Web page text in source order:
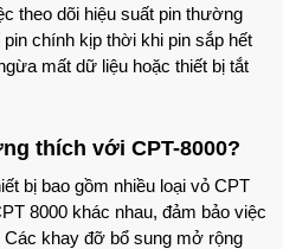
theo dõi hiệu suất pin thường
chính kịp thời khi pin sắp hết
mất dữ liệu hoặc thiết bị tắt
thích với CPT-8000?
bị bao gồm nhiều loại vỏ CPT
8000 khác nhau, đảm bảo việc
khay đỡ bổ sung mở rộng